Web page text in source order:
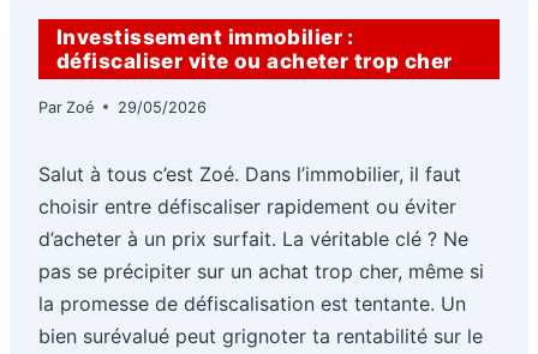
Investissement immobilier :
défiscaliser vite ou acheter trop cher
Par Zoé 29/05/2026
Salut à tous c’est Zoé. Dans l’immobilier, il faut
choisir entre défiscaliser rapidement ou éviter
d’acheter à un prix surfait. La véritable clé ? Ne
pas se précipiter sur un achat trop cher, même si
la promesse de défiscalisation est tentante. Un
bien surévalué peut grignoter ta rentabilité sur le